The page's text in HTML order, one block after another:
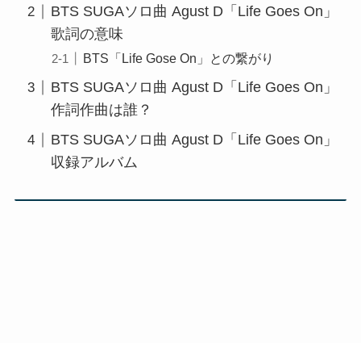
BTS SUGAソロ曲 Agust D「Life Goes On」
歌詞の意味
BTS「Life Gose On」との繋がり
BTS SUGAソロ曲 Agust D「Life Goes On」
作詞作曲は誰？
BTS SUGAソロ曲 Agust D「Life Goes On」
収録アルバム